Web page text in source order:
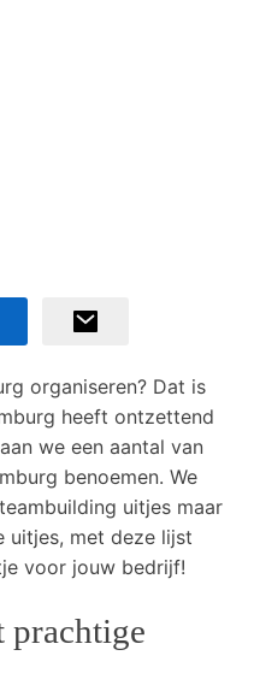
organiseren? Dat is
heeft ontzettend
we een aantal van
benoemen. We
uitjes maar
uitjes, met deze lijst
voor jouw bedrijf!
prachtige